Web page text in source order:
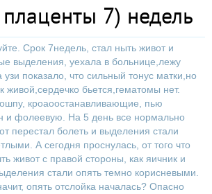
7) недель
Срок 7недель, стал ныть живот и
выделения, уехала в больнице,лежу
показало, что сильный тонус матки,но
живой,сердечко бьется,гематомы нет.
кроаоостанавливающие, пью
и фолеевую. На 5 день все нормально
перестал болеть и выделения стали
А сегодня проснулась, от того что
живот с правой стороны, как яичник и
стали опять темно корисневыми.
опять отслойка началась? Опасно